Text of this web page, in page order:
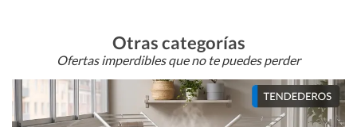
Otras categorías
Ofertas imperdibles que no te puedes perder